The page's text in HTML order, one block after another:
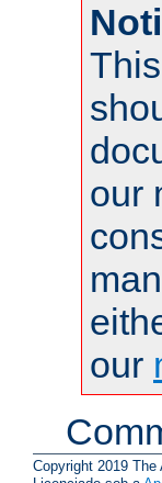
our
our
Copyright 2019 The